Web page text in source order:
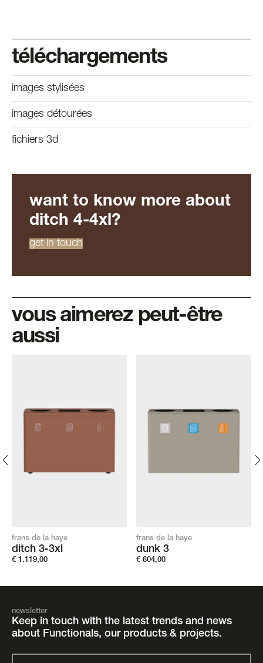
téléchargements
images stylisées
images détourées
fichiers 3d
want to know more about
ditch 4-4xl?
get in touch
vous aimerez peut-être
aussi
frans de la haye
ditch 3-3xl
€ 1.119,00
frans de la haye
dunk 3
€ 604,00
newsletter
Keep in touch with the latest trends and news
about Functionals, our products & projects.